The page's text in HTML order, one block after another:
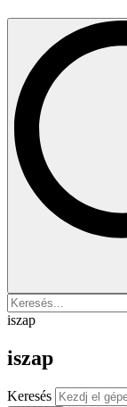
iszap
iszap
Keresés